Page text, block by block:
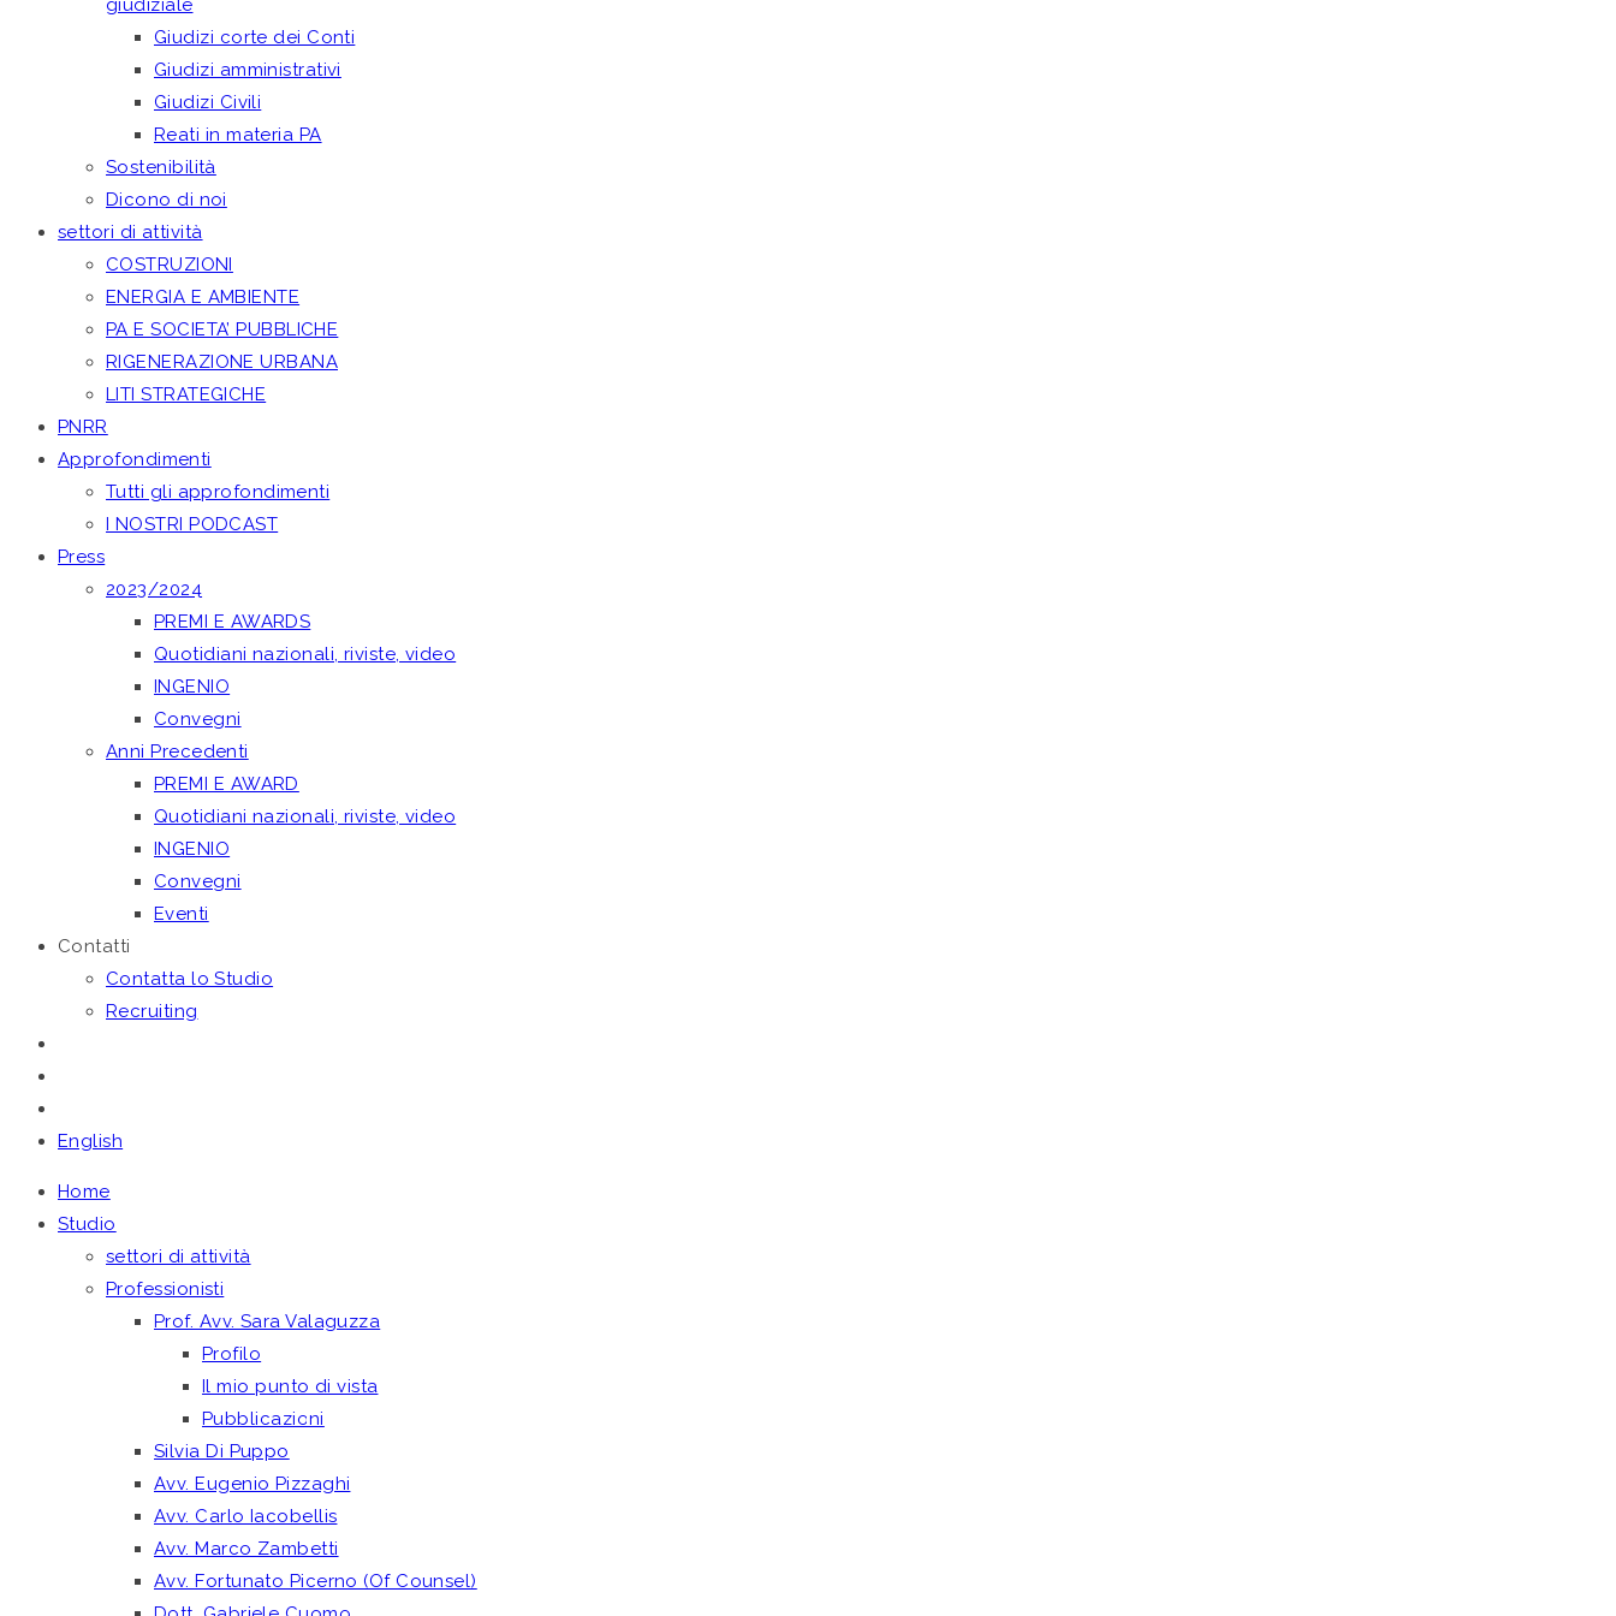
giudiziale
Giudizi corte dei Conti
Giudizi amministrativi
Giudizi Civili
Reati in materia PA
Sostenibilità
Dicono di noi
settori di attività
COSTRUZIONI
ENERGIA E AMBIENTE
PA E SOCIETA’ PUBBLICHE
RIGENERAZIONE URBANA
LITI STRATEGICHE
PNRR
Approfondimenti
Tutti gli approfondimenti
I NOSTRI PODCAST
Press
2023/2024
PREMI E AWARDS
Quotidiani nazionali, riviste, video
INGENIO
Convegni
Anni Precedenti
PREMI E AWARD
Quotidiani nazionali, riviste, video
INGENIO
Convegni
Eventi
Contatti
Contatta lo Studio
Recruiting
English
Home
Studio
settori di attività
Professionisti
Prof. Avv. Sara Valaguzza
Profilo
Il mio punto di vista
Pubblicazioni
Silvia Di Puppo
Avv. Eugenio Pizzaghi
Avv. Carlo Iacobellis
Avv. Marco Zambetti
Avv. Fortunato Picerno (Of Counsel)